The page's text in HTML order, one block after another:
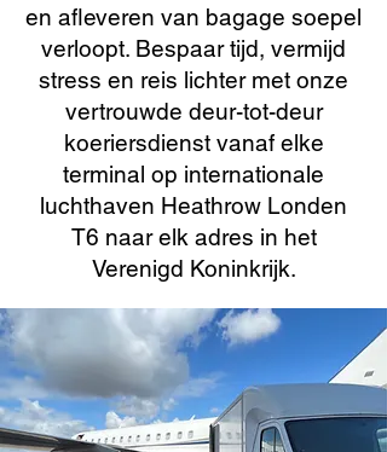
en afleveren van bagage soepel
verloopt. Bespaar tijd, vermijd
stress en reis lichter met onze
vertrouwde deur-tot-deur
koeriersdienst vanaf elke
terminal op internationale
luchthaven Heathrow Londen
T6 naar elk adres in het
Verenigd Koninkrijk.